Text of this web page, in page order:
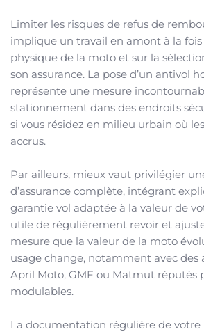
Limiter les risques de refus de
implique un travail en amont à la
physique de la moto et sur la
son assurance. La pose d’un antivol
représente une mesure
stationnement dans des endroits
si vous résidez en milieu urbain où
accrus.
Par ailleurs, mieux vaut privilégier
d’assurance complète, intégrant
garantie vol adaptée à la valeur de
utile de régulièrement revoir et
mesure que la valeur de la moto
usage change, notamment avec des
April Moto, GMF ou Matmut réputés
modulables.
La documentation régulière de votre